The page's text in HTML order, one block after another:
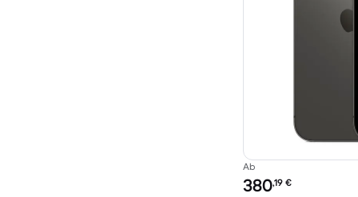
Ab
Preis des erneuerten
380,19 €